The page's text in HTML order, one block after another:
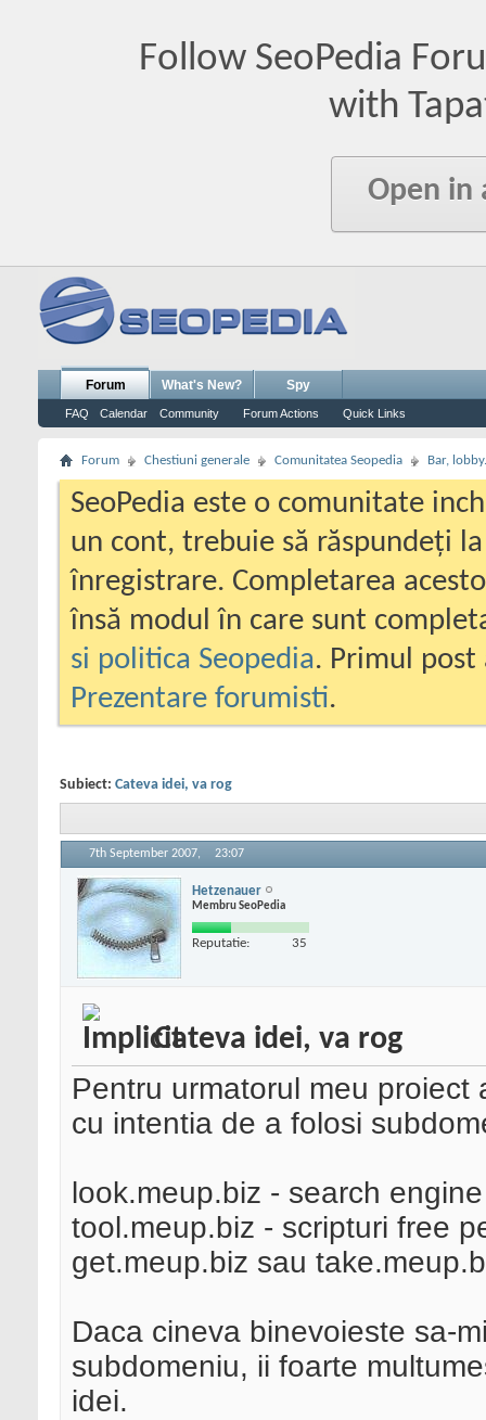
Follow SeoPedia
with
Open in
Forum
FAQ Calendar Community Forum Actions Quick Links
What's New? Spy
Forum Chestiuni generale Comunitatea Seopedia Bar,
SeoPedia este o comunitate
un cont, trebuie să răspundeți
înregistrare. Completarea
însă modul în care sunt
si politica Seopedia. Primul
Prezentare forumisti.
Subiect: Cateva idei, va rog
7th September 2007, 23:07
Hetzenauer
Membru SeoPedia
Reputatie: 35
Cateva idei, va rog
Pentru urmatorul meu
cu intentia de a folosi
look.meup.biz - search
tool.meup.biz - scripturi free
get.meup.biz sau
Daca cineva binevoieste sa-
subdomeniu, ii foarte
idei.